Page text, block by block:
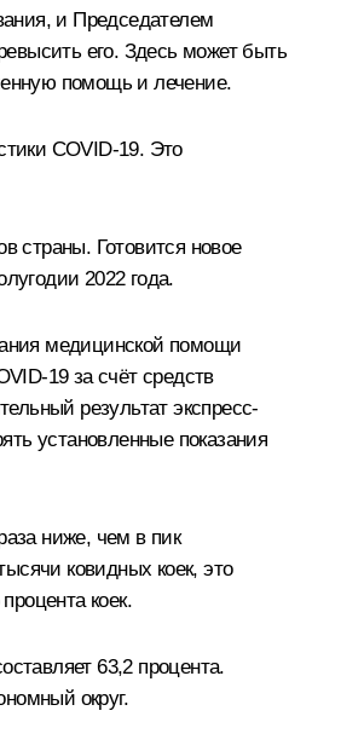
и Председателем
его. Здесь может быть
помощь и лечение.
COVID-19. Это
страны. Готовится новое
2022 года.
медицинской помощи
19 за счёт средств
результат экспресс-
установленные показания
ниже, чем в пик
ковидных коек, это
коек.
63,2 процента.
округ.